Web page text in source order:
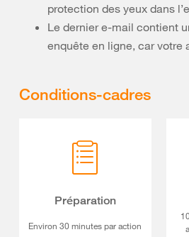
protection des yeux dans
Le dernier e-mail contient
enquête en ligne, car votre
Conditions-cadres
Préparation
Environ 30 minutes par action